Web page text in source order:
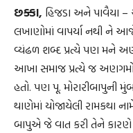
છક્કા, હિજડા અને પાવૈયા –
લખાણોમાં વાપર્યા નથી ને
વ્યંઢળ શબ્દ પ્રત્યે પણ મને
આખા સમાજ પ્રત્યે જ
હતો. પણ પૂ. મોરારીબાપુની
થાણેમાં યોજાયેલી રામકથા
બાપુએ જે વાત કરી તેને